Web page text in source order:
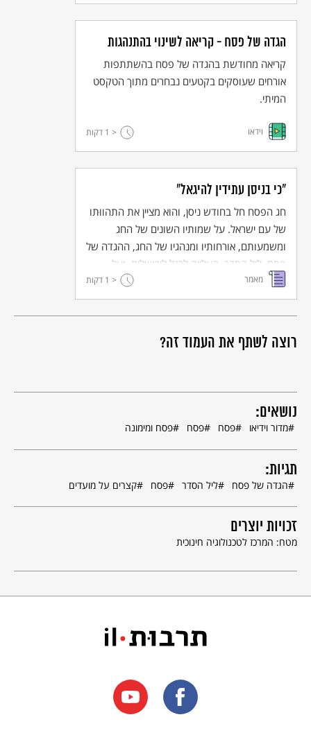
רוצה לשתף את העמוד זה?
הגדה של פסח - קריאה לשינוי בהתנהגות
קריאה מחודשת בהגדה של פסח בהשתתפות
אורחים שעוסקים בקטעים נבחרים מתוך הטקסט
המיתי.
וידאו < 1 דקות
"כי בניסן עתידין להיגאל"
חג הפסח חל בחודש ניסן, והוא מציין את התהווּתו
של עם ישראל. על שמותיו השונים של החג
ומשמעותם, אורחותיו ומנהגיו של החג, ההגדה של
פסח, ליל הסדר, העלייה לרגל לירושלים, ועל
קדושתו של הר הבית ביהדות.
מאמר < 1 דקות
נושאים:
מדור וידיאו פסח פסח פסח ומימונה
תגיות:
הגדה של פסח ליל הסדר פסח קצרים על מועדים
זכויות יוצרים
מטח: המרכז לטכנולוגיה חינוכית